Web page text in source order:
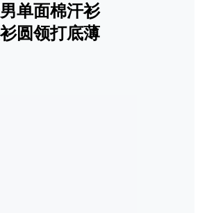
单面棉汗衫
圆领打底薄